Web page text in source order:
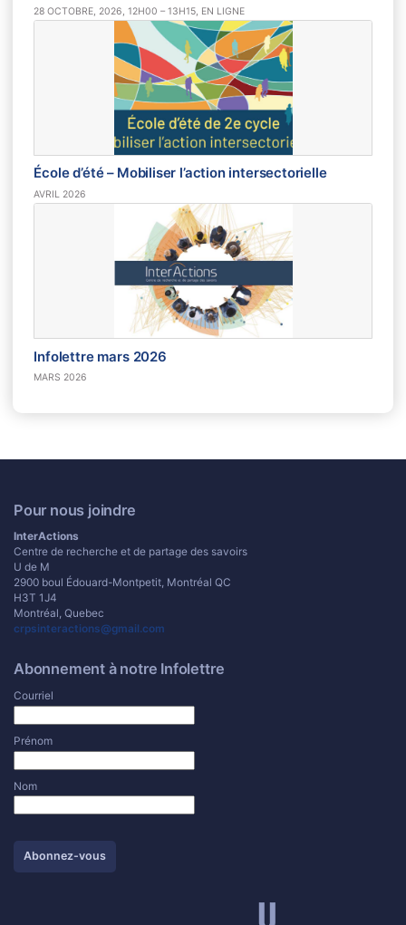
28 OCTOBRE, 2026, 12H00 – 13H15, EN LIGNE
École d’été – Mobiliser l’action intersectorielle
AVRIL 2026
Infolettre mars 2026
MARS 2026
Pour nous joindre
InterActions
Centre de recherche et de partage des savoirs
U de M
2900 boul Édouard-Montpetit, Montréal QC
H3T 1J4
Montréal, Quebec
crpsinteractions@gmail.com
Abonnement à notre Infolettre
Courriel
Prénom
Nom